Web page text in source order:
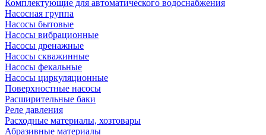
Комплектующие для автоматического водоснабжения
Насосная группа
Насосы бытовые
Насосы вибрационные
Насосы дренажные
Насосы скважинные
Насосы фекальные
Насосы циркуляционные
Поверхностные насосы
Расширительные баки
Реле давления
Расходные материалы, хозтовары
Абразивные материалы